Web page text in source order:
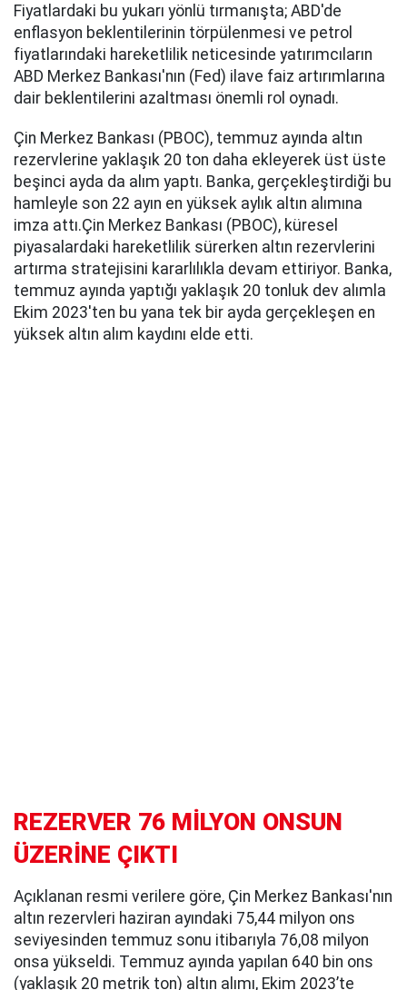
Fiyatlardaki bu yukarı yönlü tırmanışta; ABD'de
enflasyon beklentilerinin törpülenmesi ve petrol
fiyatlarındaki hareketlilik neticesinde yatırımcıların
ABD Merkez Bankası'nın (Fed) ilave faiz artırımlarına
dair beklentilerini azaltması önemli rol oynadı.
Çin Merkez Bankası (PBOC), temmuz ayında altın
rezervlerine yaklaşık 20 ton daha ekleyerek üst üste
beşinci ayda da alım yaptı. Banka, gerçekleştirdiği bu
hamleyle son 22 ayın en yüksek aylık altın alımına
imza attı.Çin Merkez Bankası (PBOC), küresel
piyasalardaki hareketlilik sürerken altın rezervlerini
artırma stratejisini kararlılıkla devam ettiriyor. Banka,
temmuz ayında yaptığı yaklaşık 20 tonluk dev alımla
Ekim 2023'ten bu yana tek bir ayda gerçekleşen en
yüksek altın alım kaydını elde etti.
REZERVER 76 MİLYON ONSUN
ÜZERİNE ÇIKTI
Açıklanan resmi verilere göre, Çin Merkez Bankası'nın
altın rezervleri haziran ayındaki 75,44 milyon ons
seviyesinden temmuz sonu itibarıyla 76,08 milyon
onsa yükseldi. Temmuz ayında yapılan 640 bin ons
(yaklaşık 20 metrik ton) altın alımı, Ekim 2023’te